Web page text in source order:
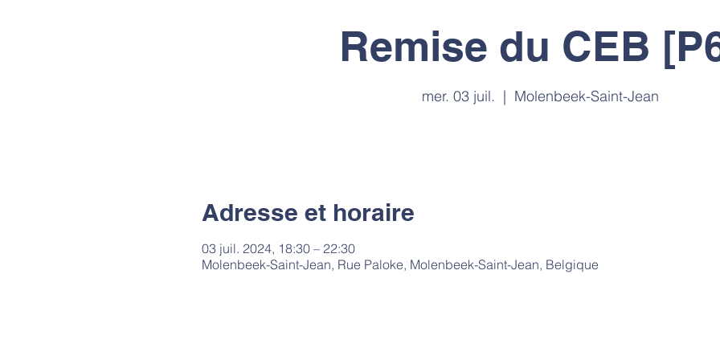
Remise du CEB
mer. 03 juil.
  |
Molenbeek-Saint-Jean
Adresse et horaire
03 juil. 2024, 18:30 – 22:30
Molenbeek-Saint-Jean, Rue Paloke, Molenbeek-Saint-Jean, Belgique